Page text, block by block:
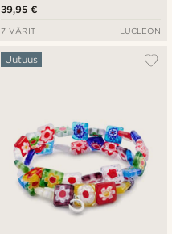
39,95 €
7 VÄRIT LUCLEON
Uutuus